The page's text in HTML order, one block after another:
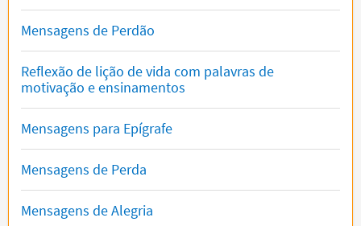
Mensagens de Perdão
Reflexão de lição de vida com palavras de
motivação e ensinamentos
Mensagens para Epígrafe
Mensagens de Perda
Mensagens de Alegria